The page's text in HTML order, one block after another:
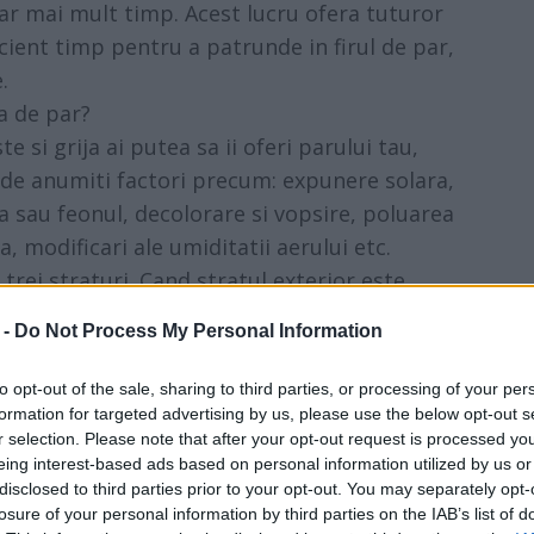
- Do Not Process My Personal Information
opt-out of the sale, sharing to third parties, or processing of your
for targeted advertising by us, please use the below opt-out
selection. Please note that after your opt-out request is processed
interest-based ads based on personal information utilized by us
to third parties prior to your opt-out. You may separately
of your personal information by third parties on the IAB’s list of
mai mult timp. Acest lucru ofera tuturor
timp pentru a patrunde in firul de par,
de par?
si grija ai putea sa ii oferi parului tau,
anumiti factori precum: expunere solara,
feonul, decolorare si vopsire, poluarea
modificari ale umiditatii aerului etc.
straturi. Cand stratul exterior este
expuse si vulnerabile, rezultand
de stralucire.
aproape orice tip de deteriorare a parului,
si a aspectului sanatos.